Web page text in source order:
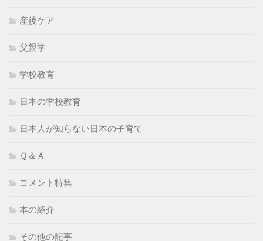
産後ケア
父親学
学校教育
日本の学校教育
日本人が知らない日本の子育て
Ｑ＆Ａ
コメント特集
本の紹介
その他の記事